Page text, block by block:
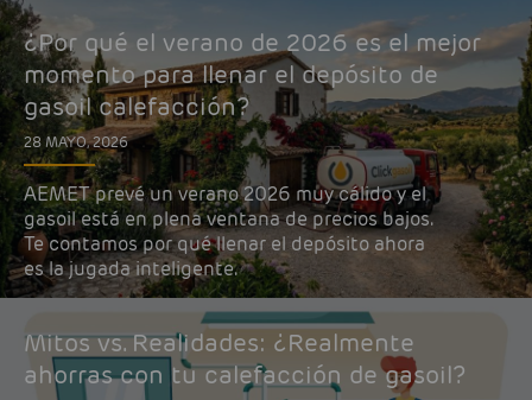
¿Por qué el verano de 2026 es el mejor
momento para llenar el depósito de
gasoil calefacción?
28 MAYO, 2026
AEMET prevé un verano 2026 muy cálido y el
gasoil está en plena ventana de precios bajos.
Te contamos por qué llenar el depósito ahora
es la jugada inteligente.
Mitos vs. Realidades: ¿Realmente
ahorras con tu calefacción de gasoil?